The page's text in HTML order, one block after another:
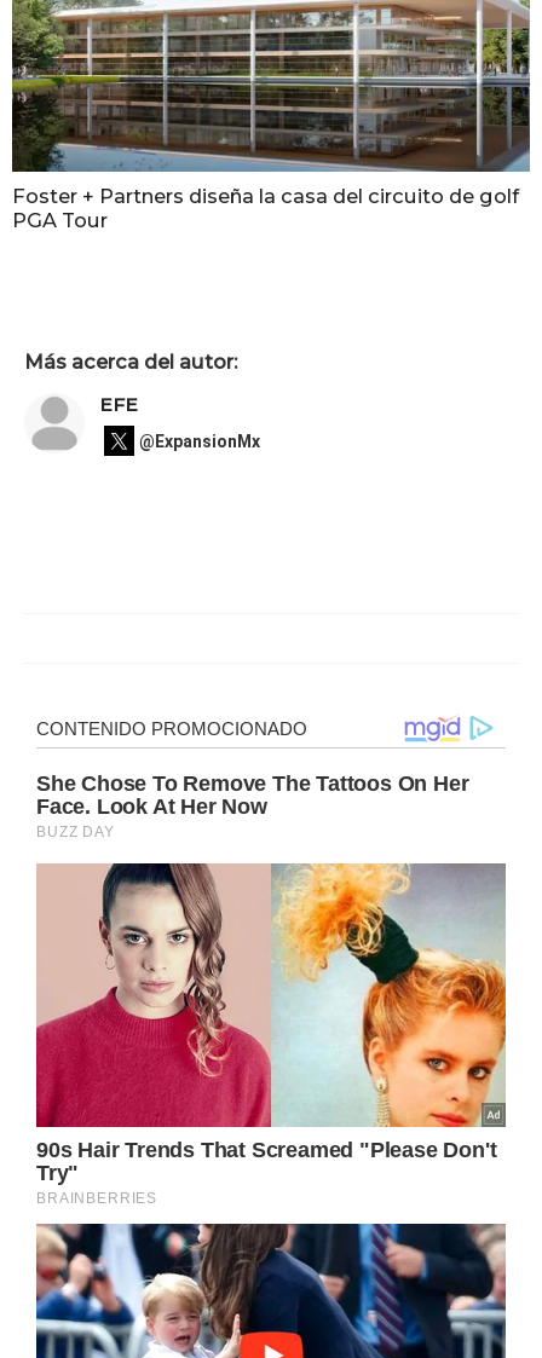
Foster + Partners diseña la casa del circuito de golf
PGA Tour
Más acerca del autor:
EFE
@ExpansionMx